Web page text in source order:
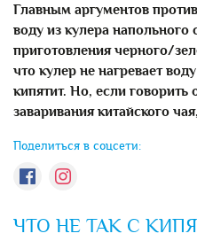
Главным аргументов
воду из кулера напольного
приготовления черного/
что кулер не нагревает
кипятит. Но, если
заваривания китайского
Поделиться в соцсети:
ЧТО НЕ ТАК С